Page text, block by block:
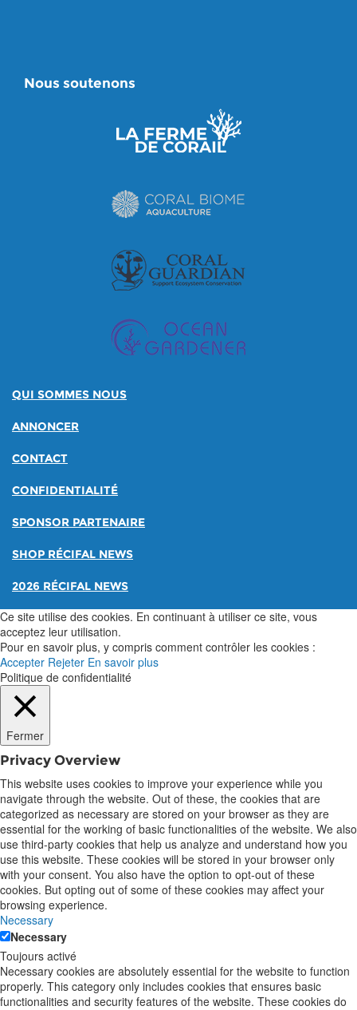
Nous soutenons
QUI SOMMES NOUS
ANNONCER
CONTACT
CONFIDENTIALITÉ
SPONSOR PARTENAIRE
SHOP RÉCIFAL NEWS
2026 RÉCIFAL NEWS
Ce site utilise des cookies. En continuant à utiliser ce site, vous
acceptez leur utilisation.
Pour en savoir plus, y compris comment contrôler les cookies :
Accepter Rejeter En savoir plus
Politique de confidentialité
Fermer
Privacy Overview
This website uses cookies to improve your experience while you
navigate through the website. Out of these, the cookies that are
categorized as necessary are stored on your browser as they are
essential for the working of basic functionalities of the website. We also
use third-party cookies that help us analyze and understand how you
use this website. These cookies will be stored in your browser only
with your consent. You also have the option to opt-out of these
cookies. But opting out of some of these cookies may affect your
browsing experience.
Necessary
Necessary
Toujours activé
Necessary cookies are absolutely essential for the website to function
properly. This category only includes cookies that ensures basic
functionalities and security features of the website. These cookies do